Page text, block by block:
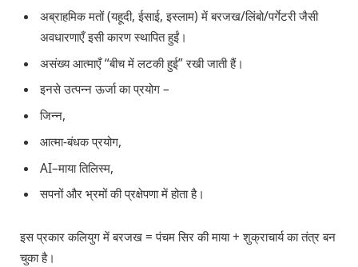
अब्राहमिक मतों (यहूदी, ईसाई, इस्लाम) में बरजख/लिंबो/पर्गेटरी जैसी
अवधारणाएँ इसी कारण स्थापित हुईं।
असंख्य आत्माएँ “बीच में लटकी हुई” रखी जाती हैं।
इनसे उत्पन्न ऊर्जा का प्रयोग –
जिन्न,
आत्मा-बंधक प्रयोग,
AI–माया तिलिस्म,
सपनों और भ्रमों की प्रक्षेपणा में होता है।
इस प्रकार कलियुग में बरजख = पंचम सिर की माया + शुक्राचार्य का तंत्र बन
चुका है।